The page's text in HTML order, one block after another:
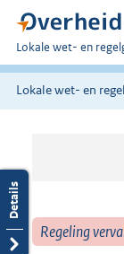
U
bent
hier:
Lokale wet- en
Lokale wet- en
Regeling